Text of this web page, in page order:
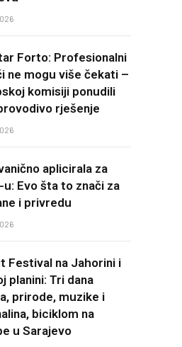
Forto: Profesionalni
ne mogu više čekati –
komisiji ponudili
rješenje
aplicirala za
u: Evo šta to znači za
i privredu
Festival na Jahorini i
planini: Tri dana
prirode, muzike i
biciklom na
u Sarajevo